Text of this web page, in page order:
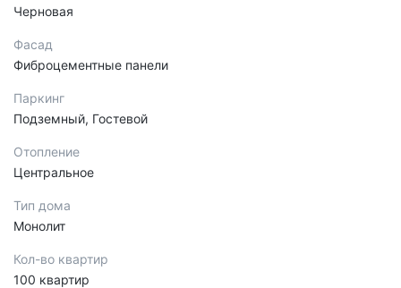
Черновая
Фасад
Фиброцементные панели
Паркинг
Подземный, Гостевой
Отопление
Центральное
Тип дома
Монолит
Кол-во квартир
100 квартир